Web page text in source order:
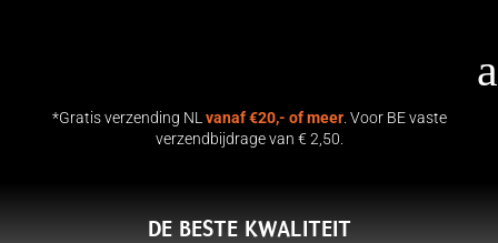
a
*Gratis verzending NL vanaf €20,- of meer. Voor BE vaste
verzendbijdrage van € 2,50.
DE BESTE KWALITEIT